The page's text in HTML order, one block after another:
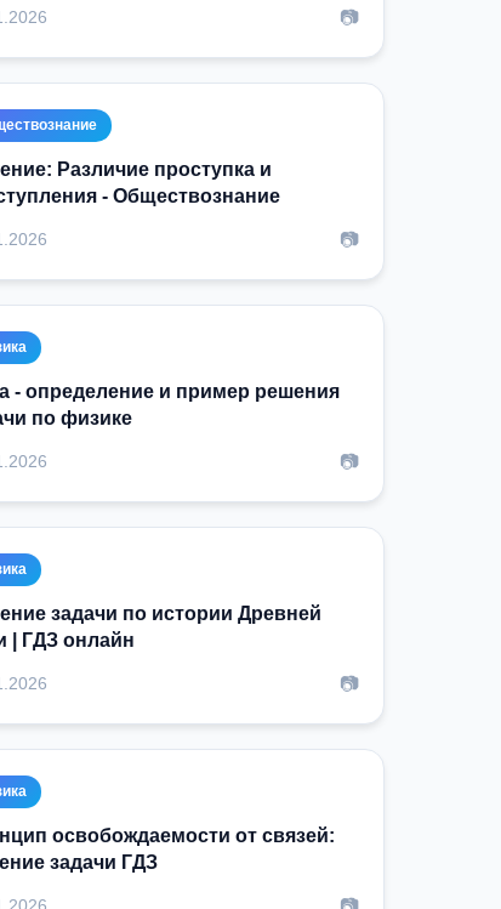
📷
Различие проступка и
- Обществознание
📷
- определение и пример решения
по физике
📷
задачи по истории Древней
| ГДЗ онлайн
📷
освобождаемости от связей:
задачи ГДЗ